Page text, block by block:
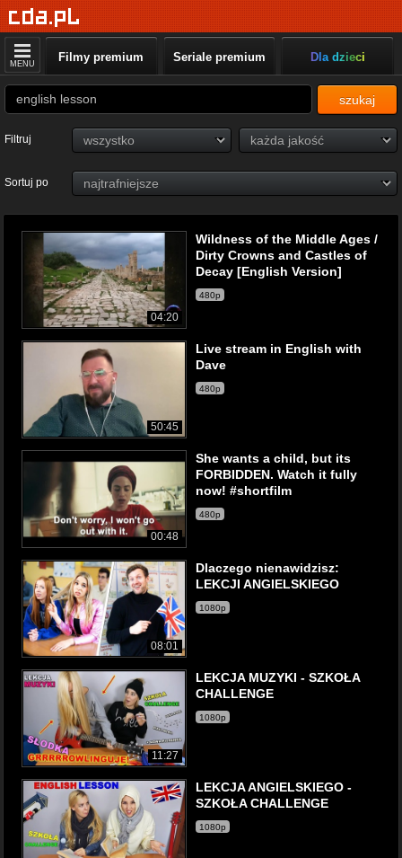
MENU Filmy premium Seriale premium Dla dzieci
szukaj
Filtruj
Sortuj po
04:20
Wildness of the Middle Ages /
Dirty Crowns and Castles of
Decay [English Version]
480p
50:45
Live stream in English with
Dave
480p
00:48
She wants a child, but its
FORBIDDEN. Watch it fully
now! #shortfilm
480p
08:01
Dlaczego nienawidzisz:
LEKCJI ANGIELSKIEGO
1080p
11:27
LEKCJA MUZYKI - SZKOŁA
CHALLENGE
1080p
LEKCJA ANGIELSKIEGO -
SZKOŁA CHALLENGE
1080p